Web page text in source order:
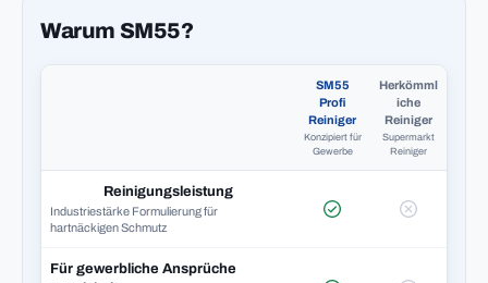
Warum SM55?
SM55
Profi
Reiniger
Konzipiert für
Gewerbe
Herkömml
iche
Reiniger
Supermarkt
Reiniger
Reinigungsleistung
Industriestärke Formulierung für
hartnäckigen Schmutz
Für gewerbliche Ansprüche